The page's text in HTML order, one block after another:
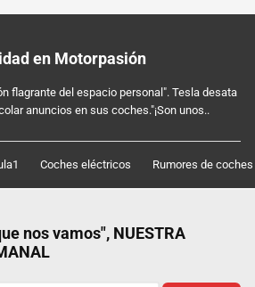
en Motorpasión
flagrante del espacio personal". Tesla desata
anuncios en sus coches."¡Son unos..
Coches eléctricos Rumores de coches
nos vamos", NUESTRA